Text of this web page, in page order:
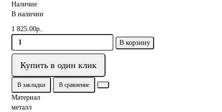
Наличие
В наличии
1 825.00р.
В корзину
Купить в один клик
В закладки В сравнение
Материал
металл